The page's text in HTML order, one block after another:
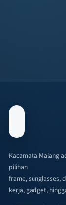
Kacamata Malang
pilihan
frame, sunglasses,
kerja, gadget,